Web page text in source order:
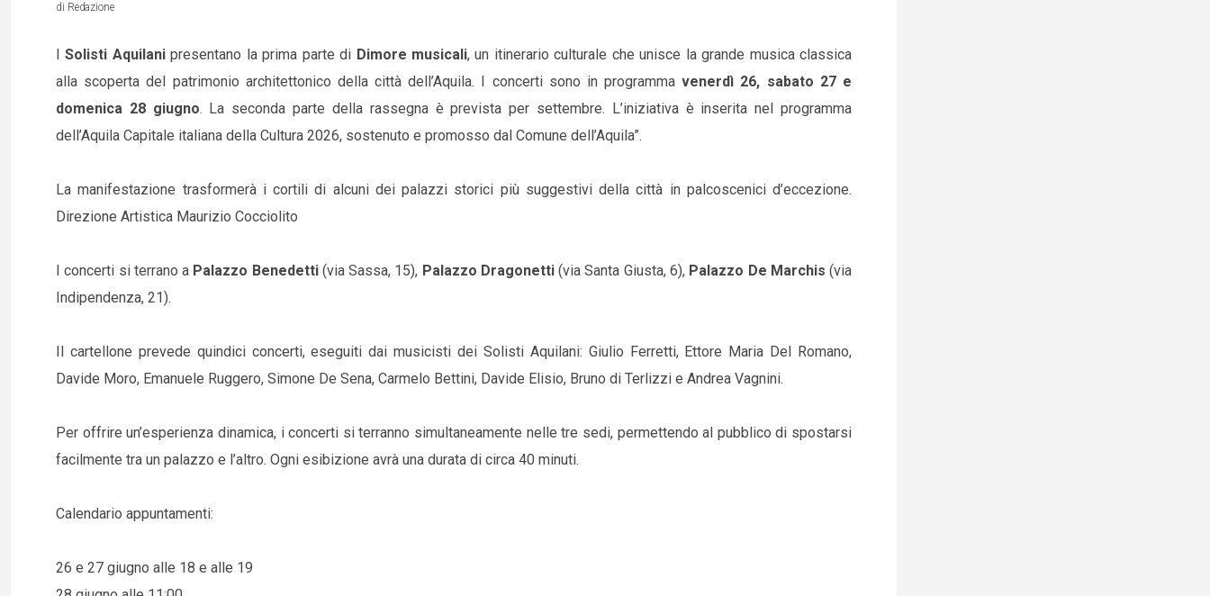
di Redazione
ISolisti Aquilanipresentano la prima parte di Dimore musicali, un itinerario culturale che unisce la grande musica classica
alla scoperta del patrimonio architettonico della città dell’Aquila. I concerti sono in programmavenerdì 26, sabato 27 e
domenica 28 giugno. La seconda parte della rassegna è prevista per settembre. L’iniziativa è inserita nel programma
dell’Aquila Capitale italiana della Cultura 2026, sostenuto e promosso dal Comune dell’Aquila”.
La manifestazione trasformerà i cortili di alcuni dei palazzi storici più suggestivi della città in palcoscenici d’eccezione.
Direzione Artistica Maurizio Cocciolito
I concerti si terrano a Palazzo Benedetti (via Sassa, 15), Palazzo Dragonetti(via Santa Giusta, 6), Palazzo De Marchis (via
Indipendenza, 21).
Il cartellone prevede quindici concerti, eseguiti dai musicisti dei Solisti Aquilani: Giulio Ferretti, Ettore Maria Del Romano,
Davide Moro, Emanuele Ruggero, Simone De Sena, Carmelo Bettini, Davide Elisio, Bruno di Terlizzi e Andrea Vagnini.
Per offrire un’esperienza dinamica, i concerti si terranno simultaneamente nelle tre sedi, permettendo al pubblico di spostarsi
facilmente tra un palazzo e l’altro. Ogni esibizione avrà una durata di circa 40 minuti.
Calendario appuntamenti:
26 e 27 giugno alle 18 e alle 19